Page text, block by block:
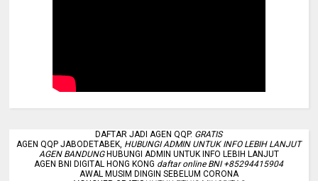
DAFTAR JADI AGEN QQP. GRATIS
AGEN QQP JABODETABEK, HUBUNGI ADMIN UNTUK INFO LEBIH LANJUT
AGEN BANDUNGHUBUNGI ADMIN UNTUK INFO LEBIH LANJUT
AGEN BNI DIGITAL HONG KONG daftar online BNI +85294415904
AWAL MUSIM DINGIN SEBELUM CORONA